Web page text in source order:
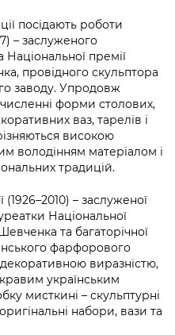
посідають роботи
– заслуженого
премії
провідного скульптора
заводу. Упродовж
форми столових,
ваз, тарелів і
високою
володінням матеріалом і
традицій.
– заслуженої
Національної
та багаторічної
фарфорового
виразністю,
українським
мисткині – скульптурні
набори, вази та